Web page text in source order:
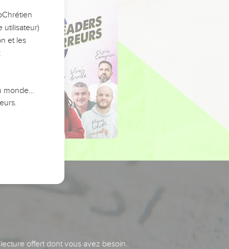
offert dont vous avez besoin.
utilisateur)
et les
monde…